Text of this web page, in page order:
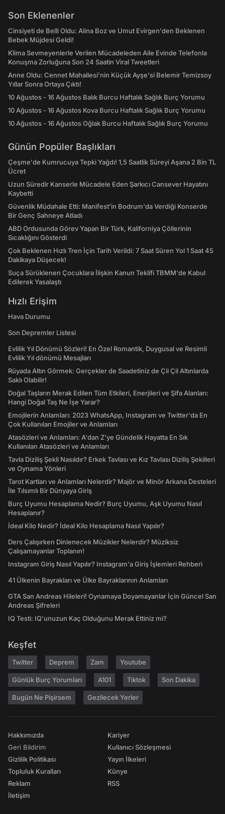
Son Eklenenler
Cinsiyeti de Belli Oldu: Alina Boz ve Umut Evirgen'den Beklenen
Bebek Müjdesi Geldi!
Klima Sevmeyenlerle Verilen Mücadeleden Aile Evinde Telefonla
Konuşma Zorluğuna Son 24 Saatin Viral Tweetleri
Anne Oldu: Cennet Mahallesi'nin Küçük Ayşe'si Belemir Temizsoy
Yıllar Sonra Ortaya Çıktı!
10 Ağustos - 16 Ağustos Balık Burcu Haftalık Sağlık Burç Yorumu
10 Ağustos - 16 Ağustos Kova Burcu Haftalık Sağlık Burç Yorumu
10 Ağustos - 16 Ağustos Oğlak Burcu Haftalık Sağlık Burç Yorumu
Günün Popüler Başlıkları
Çeşme'de Kumrucuya Tepki Yağdı! 1,5 Saatlik Süreyi Aşana 2 Bin TL
Ücret
Uzun Süredir Kanserle Mücadele Eden Şarkıcı Cansever Hayatını
Kaybetti
Güvenlik Müdahale Etti: Manifest'in Bodrum'da Verdiği Konserde
Bir Genç Sahneye Atladı
ABD Ordusunda Görev Yapan Bir Türk, Kaliforniya Çöllerinin
Sıcaklığını Gösterdi
Çok Beklenen Hızlı Tren İçin Tarih Verildi: 7 Saat Süren Yol 1 Saat 45
Dakikaya Düşecek!
Suça Sürüklenen Çocuklara İlişkin Kanun Teklifi TBMM'de Kabul
Edilerek Yasalaştı
Hızlı Erişim
Hava Durumu
Son Depremler Listesi
Evlilik Yıl Dönümü Sözleri! En Özel Romantik, Duygusal ve Resimli
Evlilik Yıl dönümü Mesajları
Rüyada Altın Görmek: Gerçekler de Saadetiniz de Çil Çil Altınlarda
Saklı Olabilir!
Doğal Taşların Merak Edilen Tüm Etkileri, Enerjileri ve Şifa Alanları:
Hangi Doğal Taş Ne İşe Yarar?
Emojilerin Anlamları: 2023 WhatsApp, Instagram ve Twitter'da En
Çok Kullanılan Emojiler ve Anlamları
Atasözleri ve Anlamları: A'dan Z'ye Gündelik Hayatta En Sık
Kullanılan Atasözleri ve Anlamları
Tavla Diziliş Şekli Nasıldır? Erkek Tavlası ve Kız Tavlası Diziliş Şekilleri
ve Oynama Yönleri
Tarot Kartları ve Anlamları Nelerdir? Majör ve Minör Arkana Desteleri
İle Tılsımlı Bir Dünyaya Giriş
Burç Uyumu Hesaplama Nedir? Burç Uyumu, Aşk Uyumu Nasıl
Hesaplanır?
İdeal Kilo Nedir? İdeal Kilo Hesaplama Nasıl Yapılır?
Ders Çalışırken Dinlenecek Müzikler Nelerdir? Müziksiz
Çalışamayanlar Toplanın!
Instagram Giriş Nasıl Yapılır? Instagram'a Giriş İşlemleri Rehberi
41 Ülkenin Bayrakları ve Ülke Bayraklarının Anlamları
GTA San Andreas Hileleri! Oynamaya Doyamayanlar İçin Güncel San
Andreas Şifreleri
IQ Testi: IQ'unuzun Kaç Olduğunu Merak Ettiniz mi?
Keşfet
Twitter Deprem Zam Youtube
Günlük Burç Yorumları A101 Tiktok Son Dakika
Bugün Ne Pişirsem Gezilecek Yerler
Hakkımızda
Geri Bildirim
Gizlilik Politikası
Topluluk Kuralları
Reklam
İletişim
Kariyer
Kullanıcı Sözleşmesi
Yayın İlkeleri
Künye
RSS